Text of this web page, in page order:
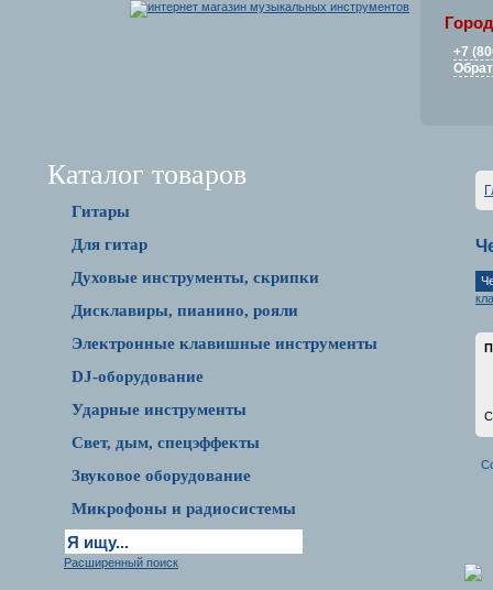
+7
Каталог товаров
Гитары
Для гитар
Духовые инструменты, скрипки
Дисклавиры, пианино, рояли
Электронные клавишные инструменты
DJ-оборудование
Ударные инструменты
Свет, дым, спецэффекты
Звуковое оборудование
Микрофоны и радиосистемы
Расширенный поиск